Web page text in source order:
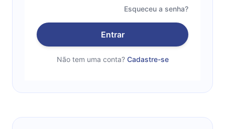
Esqueceu a senha?
Entrar
Não tem uma conta? Cadastre-se